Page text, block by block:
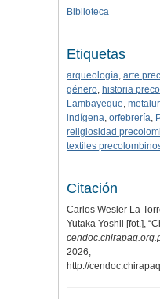
Biblioteca
Etiquetas
arqueología, arte
género, historia
Lambayeque,
indígena, orfebrería,
religiosidad
textiles
Citación
Carlos Wesler La
Yutaka Yoshii [fot.],
2026,
http://